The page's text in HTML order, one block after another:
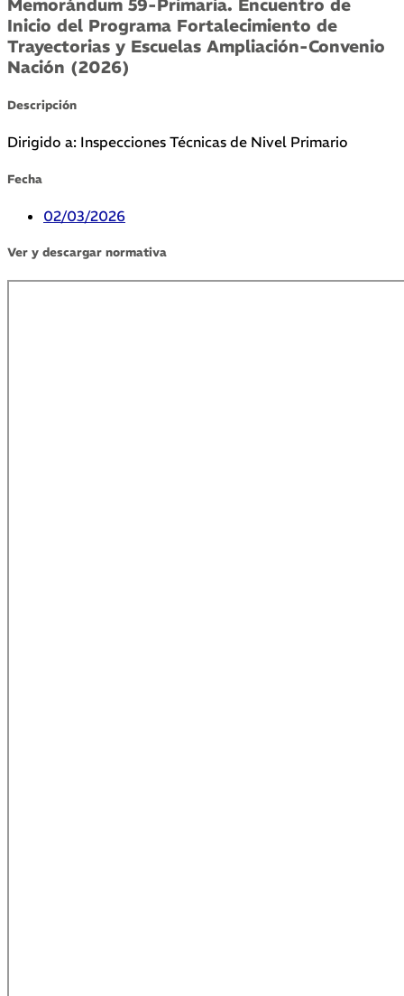
Memorándum 59-Primaria. Encuentro de
Inicio del Programa Fortalecimiento de
Trayectorias y Escuelas Ampliación-Convenio
Nación (2026)
Descripción
Dirigido a: Inspecciones Técnicas de Nivel Primario
Fecha
02/03/2026
Ver y descargar normativa